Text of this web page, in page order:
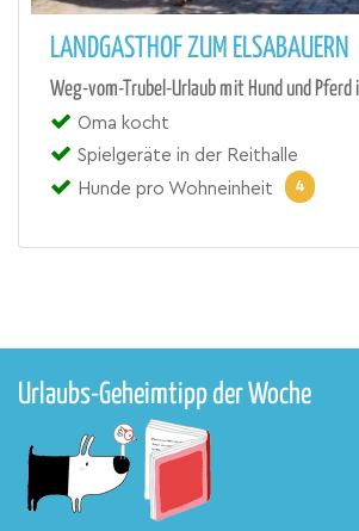
LANDGASTHOF ZUM ELSABAUERN
Weg-vom-Trubel-Urlaub mit Hund und Pferd
Oma kocht
Spielgeräte in der Reithalle
Hunde pro Wohneinheit
4
Urlaubs-Geheimtipp der Woche